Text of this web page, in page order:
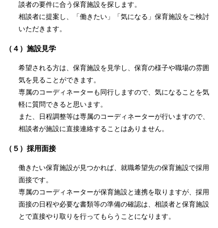
談者の要件に合う保育施設を探します。
相談者に提案し、「働きたい」「気になる」保育施設をご検討
いただきます。
（４）施設見学
希望される方は、保育施設を見学し、保育の様子や職場の雰囲
気を見ることができます。
専属のコーディネーターも同行しますので、気になることを気
軽に質問できると思います。
また、日程調整等は専属のコーディネーターが行いますので、
相談者が施設に直接連絡することはありません。
（５）採用面接
働きたい保育施設が見つかれば、就職希望先の保育施設で採用
面接です。
専属のコーディネーターが保育施設と連携を取りますが、採用
面接の日程や必要な書類等の準備の確認は、相談者と保育施設
とで直接やり取りを行ってもらうことになります。